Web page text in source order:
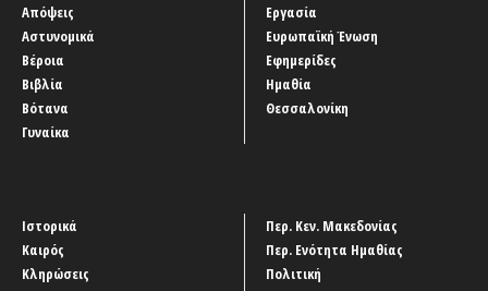
Απόψεις
Αστυνομικά
Βέροια
Βιβλία
Βότανα
Γυναίκα
Εργασία
Ευρωπαϊκή Ένωση
Εφημερίδες
Ημαθία
Θεσσαλονίκη
Ιστορικά
Καιρός
Κληρώσεις
Περ. Κεν. Μακεδονίας
Περ. Ενότητα Ημαθίας
Πολιτική